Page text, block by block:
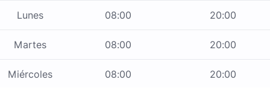
Lunes 08:00 20:00
Martes 08:00 20:00
Miércoles 08:00 20:00